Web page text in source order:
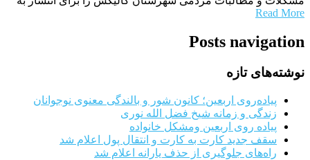
Read More
Posts navigation
نوشته‌های تازه
پیاده‌روی اربعین؛ کانون شور و بالندگی معنوی نوجوانان
زندگی و زمانه شیخ فضل الله نوری
پیاده روی اربعین ومشکل خانواده
سقف جدید کارت به کارت و انتقال پول اعلام شد
راه‌های جلوگیری از حذف یارانه اعلام شد